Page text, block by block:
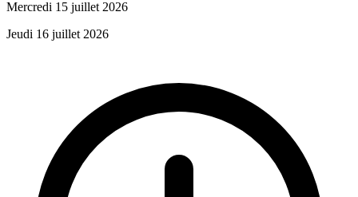
Mercredi 15 juillet 2026
Jeudi 16 juillet 2026